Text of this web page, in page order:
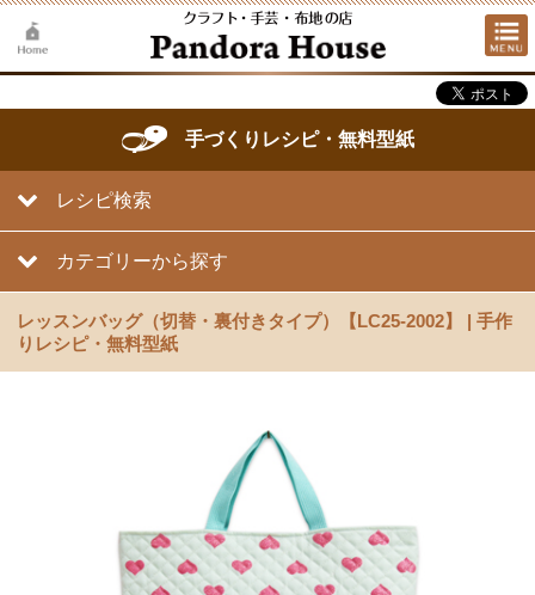
手づくりレシピ・無料型紙
レシピ検索
カテゴリーから探す
レッスンバッグ（切替・裏付きタイプ）【LC25-2002】 | 手作
りレシピ・無料型紙